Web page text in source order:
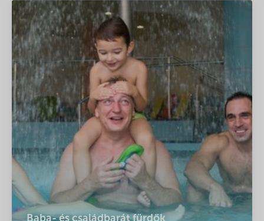
Baba- és családbarát fürdők